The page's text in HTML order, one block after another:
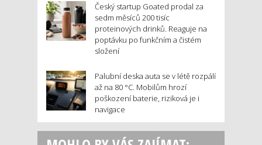
Český startup Goated prodal za
sedm měsíců 200 tisíc
proteinových drinků. Reaguje na
poptávku po funkčním a čistém
složení
Palubní deska auta se v létě rozpálí
až na 80 °C. Mobilům hrozí
poškození baterie, riziková je i
navigace